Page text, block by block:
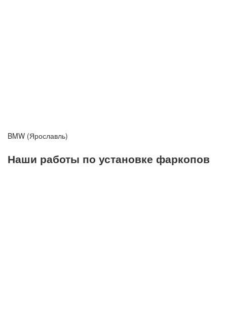
BMW (Ярославль)
Наши работы по установке фаркопов